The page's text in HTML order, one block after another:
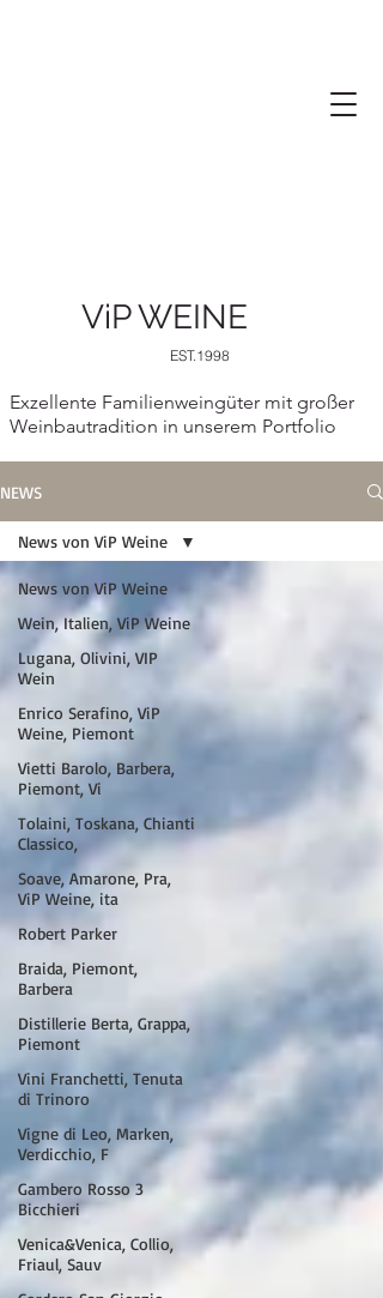
ViP WEINE
Exzellente Familienweingüter mit großer
Weinbautradition in unserem Portfolio
EST.1998
NEWS
News von ViP Weine
Wein, Italien, ViP Weine
Lugana, Olivini, VIP
Wein
Enrico Serafino, ViP
Weine, Piemont
Vietti Barolo, Barbera,
Piemont, Vi
Tolaini, Toskana, Chianti
Classico,
Soave, Amarone, Pra,
ViP Weine, ita
Robert Parker
Braida, Piemont,
Barbera
Distillerie Berta, Grappa,
Piemont
Vini Franchetti, Tenuta
di Trinoro
Vigne di Leo, Marken,
Verdicchio, F
Gambero Rosso 3
Bicchieri
Venica&Venica, Collio,
Friaul, Sauv
News von ViP Weine